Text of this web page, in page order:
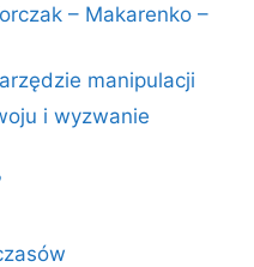
– Makarenko –
manipulacji
i wyzwanie